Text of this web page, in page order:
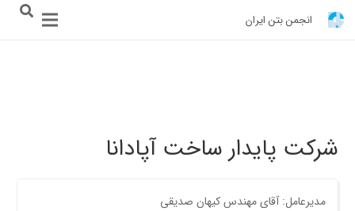
انجمن بتن ایران
شرکت پایدار ساخت آپادانا
مدیرعامل: آقای مهندس کیهان صدیقی